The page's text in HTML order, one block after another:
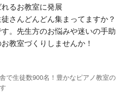
るお教室に発展
さんどんどん集まってますか？
。先生方のお悩みや迷いの手助
教室づくりしませんか！
で生徒数900名！豊かなピアノ教室の